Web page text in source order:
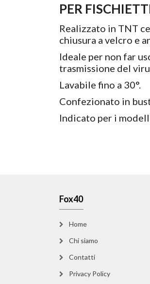
PER
Realizzato in TNT
chiusura a velcro e
Ideale per non far
trasmissione del
Lavabile fino a 30°.
Confezionato in
Indicato per i
Fox40
Home
Chi siamo
Contatti
Privacy Policy